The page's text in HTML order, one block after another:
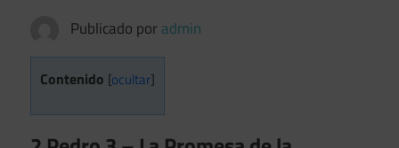
Publicado por admin
Contenido [ocultar]